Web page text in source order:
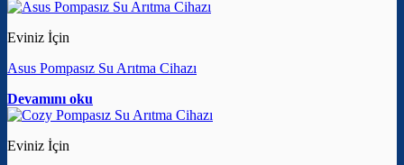
Eviniz İçin
Asus Pompasız Su Arıtma Cihazı
Devamını oku
Eviniz İçin